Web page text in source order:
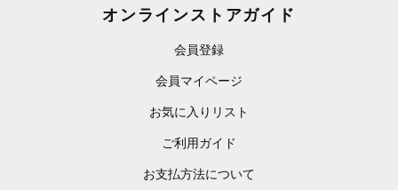
オンラインストアガイド
会員登録
会員マイページ
お気に入りリスト
ご利用ガイド
お支払方法について